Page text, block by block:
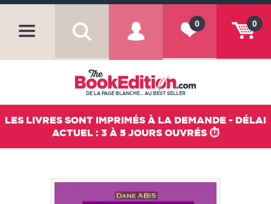
0
0
DE LA PAGE BLANCHE... AU BEST SELLER
LES LIVRES SONT IMPRIMÉS À LA DEMANDE - DÉLAI
ACTUEL : 3 À 5 JOURS OUVRÉS ⏱️